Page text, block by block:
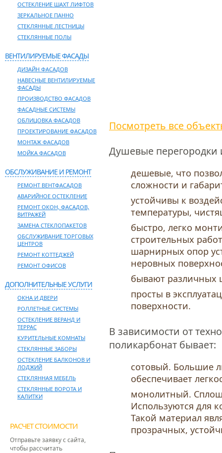
ОСТЕКЛЕНИЕ ШАХТ ЛИФТОВ
ЗЕРКАЛЬНОЕ ПАННО
СТЕКЛЯННЫЕ ЛЕСТНИЦЫ
СТЕКЛЯННЫЕ ПОЛЫ
ВЕНТИЛИРУЕМЫЕ ФАСАДЫ
ДИЗАЙН ФАСАДОВ
НАВЕСНЫЕ ВЕНТИЛИРУЕМЫЕ
ФАСАДЫ
ПРОИЗВОДСТВО ФАСАДОВ
ФАСАДНЫЕ СИСТЕМЫ
ОБЛИЦОВКА ФАСАДОВ
ПРОЕКТИРОВАНИЕ ФАСАДОВ
МОНТАЖ ФАСАДОВ
МОЙКА ФАСАДОВ
ОБСЛУЖИВАНИЕ И РЕМОНТ
РЕМОНТ ВЕНТФАСАДОВ
АВАРИЙНОЕ ОСТЕКЛЕНИЕ
РЕМОНТ ОКОН, ФАСАДОВ,
ВИТРАЖЕЙ
ЗАМЕНА СТЕКЛОПАКЕТОВ
ОБСЛУЖИВАНИЕ ТОРГОВЫХ
ЦЕНТРОВ
РЕМОНТ КОТТЕДЖЕЙ
РЕМОНТ ОФИСОВ
ДОПОЛНИТЕЛЬНЫЕ УСЛУГИ
ОКНА И ДВЕРИ
РОЛЛЕТНЫЕ СИСТЕМЫ
ОСТЕКЛЕНИЕ ВЕРАНД И
ТЕРРАС
КУРИТЕЛЬНЫЕ КОМНАТЫ
СТЕКЛЯННЫЕ ЗАБОРЫ
ОСТЕКЛЕНИЕ БАЛКОНОВ И
ЛОДЖИЙ
СТЕКЛЯННАЯ МЕБЕЛЬ
СТЕКЛЯННЫЕ ВОРОТА И
КАЛИТКИ
РАСЧЕТ СТОИМОСТИ
Отправьте заявку с сайта,
чтобы рассчитать
Посмотреть все
Душевые перегородки
дешевые, что
сложности и
устойчивы к
температуры,
быстро, легко
строительных
шарнирных опор
неровных
бывают различных
просты в
поверхности.
В зависимости от
поликарбонат бывает:
сотовый. Большие
обеспечивает
монолитный.
Используются для
Такой материал
прозрачных,